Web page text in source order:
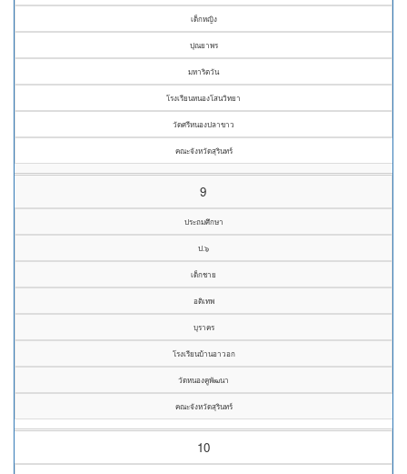
เด็กหญิง
ปุณยาพร
มหาริตวัน
โรงเรียนหนองโสนวิทยา
วัดศรีหนองปลาขาว
คณะจังหวัดสุรินทร์
9
ประถมศึกษา
ป.๖
เด็กชาย
อติเทพ
บุราคร
โรงเรียนบ้านอาวอก
วัดหนองคูพัฒนา
คณะจังหวัดสุรินทร์
10